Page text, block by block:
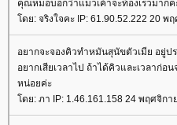
คุณหมอบอกว่าแมวเค้าจะท้องเร็วมากค
ดย: จริงใจคะ IP: 61.90.52.222 20 พ
อยากจะจองคิวทำหมันสุนัขตัวเมีย อยู่ป
อยากเสียเวลาไป ถ้าได้คิวและเวลาก่อ
หน่อยค่ะ
ดย: ภา IP: 1.46.161.158 24 พฤศจิกา